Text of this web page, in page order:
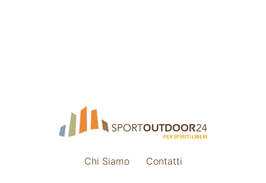
Chi Siamo Contatti